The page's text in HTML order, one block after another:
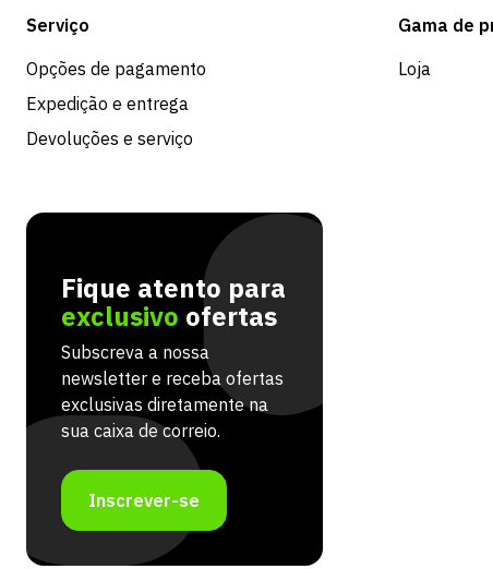
Serviço
Opções de pagamento
Expedição e entrega
Devoluções e serviço
Gama de
Loja
Fique atento para
exclusivo ofertas
Subscreva a nossa
newsletter e receba ofertas
exclusivas diretamente na
sua caixa de correio.
Inscrever-se